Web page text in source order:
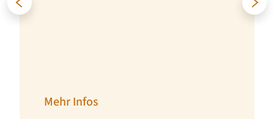
Mehr Infos
Zurück